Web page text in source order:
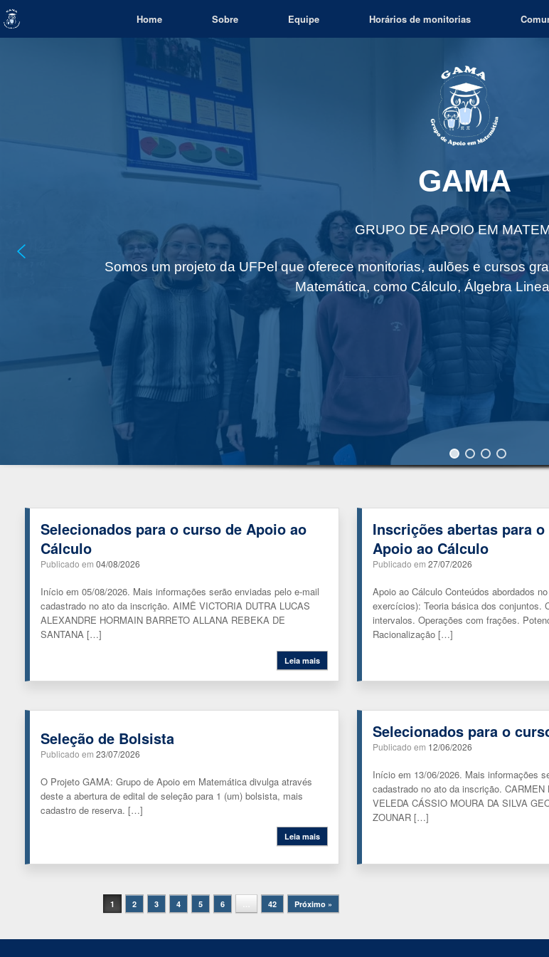
Skip
to
content
Home Sobre Equipe Horários de monitorias
Somos um projeto da UFPel que oferece monitorias, aulões e cursos
Matemática, como Cálculo, Álgebra
GAMA
GRUPO DE APOIO EM
Selecionados para o curso de Apoio ao
Cálculo
Publicado em 04/08/2026
Início em 05/08/2026. Mais informações serão enviadas pelo e-mail
cadastrado no ato da inscrição. AIMÊ VICTORIA DUTRA LUCAS
ALEXANDRE HORMAIN BARRETO ALLANA REBEKA DE
SANTANA […]
Leia mais
Inscrições abertas para
Apoio ao Cálculo
Publicado em 27/07/2026
Apoio ao Cálculo Conteúdos abordados
exercícios): Teoria básica dos conjuntos.
intervalos. Operações com frações.
Racionalização […]
Seleção de Bolsista
Publicado em 23/07/2026
O Projeto GAMA: Grupo de Apoio em Matemática divulga através
deste a abertura de edital de seleção para 1 (um) bolsista, mais
cadastro de reserva. […]
Leia mais
Selecionados para o
Publicado em 12/06/2026
Início em 13/06/2026. Mais informações
cadastrado no ato da inscrição. CARMEN
VELEDA CÁSSIO MOURA DA SILVA
ZOUNAR […]
Navegação de posts1 2 3 4 5 6 42 Próximo »